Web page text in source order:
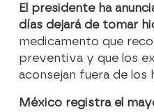
El presidente ha
días dejará de tomar
medicamento que
preventiva y que los
aconsejan fuera de los
México registra el